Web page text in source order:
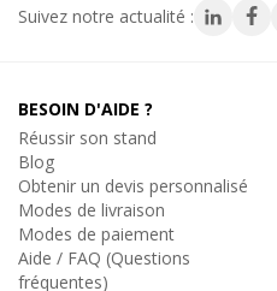
vos praticables avec élégance.
Hauteur : 0.4 m
Largeur : 6 m
Matériau : Molton
Poids du tissu : 320 g/m²
Couleur : noir
Lavable : non
91€
-12%
Showgear
Suivez notre actualité :
BESOIN D'AIDE ?
Réussir son stand
Blog
Obtenir un devis personnalisé
Modes de livraison
Modes de paiement
Aide / FAQ (Questions
fréquentes)